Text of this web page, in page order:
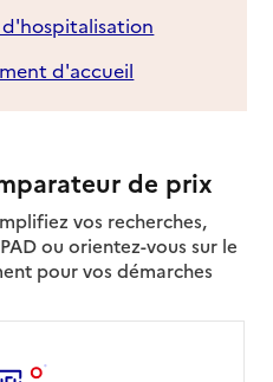
(aide)
d'hospitalisation
d'accueil
de prix
vos recherches,
ou orientez-vous sur le
pour vos démarches